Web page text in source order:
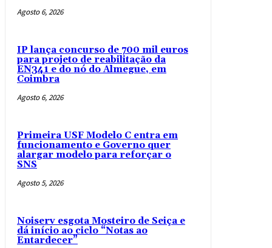
Agosto 6, 2026
IP lança concurso de 700 mil euros
para projeto de reabilitação da
EN341 e do nó do Almegue, em
Coimbra
Agosto 6, 2026
Primeira USF Modelo C entra em
funcionamento e Governo quer
alargar modelo para reforçar o
SNS
Agosto 5, 2026
Noiserv esgota Mosteiro de Seiça e
dá início ao ciclo “Notas ao
Entardecer”